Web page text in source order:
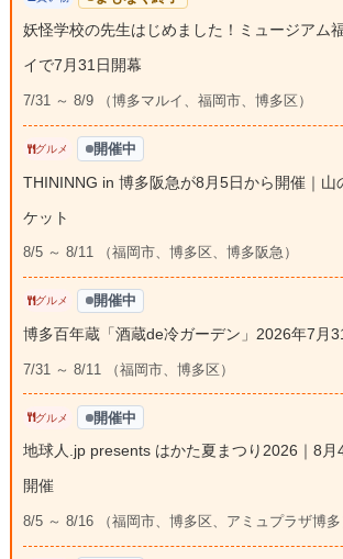
妖怪学校の先生はじめました！ミュージアム
イで7月31日開幕
7/31 ～ 8/9 （博多マルイ、福岡市、博多区）
グルメ 開催中
THININNG in 博多阪急が8月5日から開催｜山
ケット
8/5 ～ 8/11 （福岡市、博多区、博多阪急）
グルメ 開催中
博多百年蔵「酒蔵de冷ガーデン」2026年7月
7/31 ～ 8/11 （福岡市、博多区）
グルメ 開催中
地球人.jp presents はかた夏まつり2026｜8月
開催
8/5 ～ 8/16 （福岡市、博多区、アミュプラザ博多